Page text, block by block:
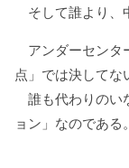
そして誰より、
アンダーセンタ
点」では決してな
誰も代わりのい
ョン」なのである。